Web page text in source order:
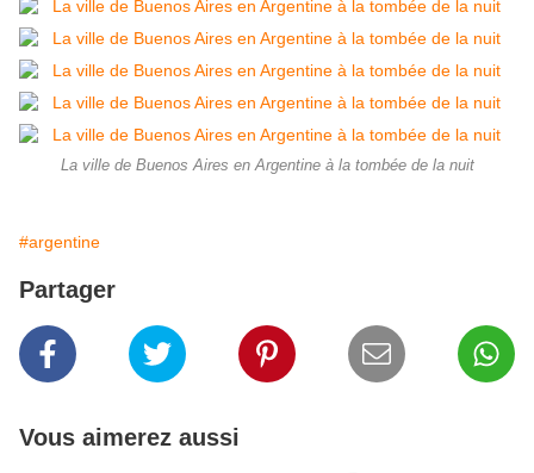
La ville de Buenos Aires en Argentine à la tombée de la nuit
#argentine
Partager
Vous aimerez aussi